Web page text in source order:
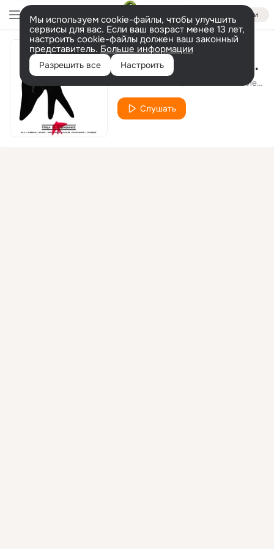
Войти
Мы используем cookie-файлы, чтобы улучшить
сервисы для вас. Если ваш возраст менее 13 лет,
настроить cookie-файлы должен ваш законный
представитель. Больше информации
Разрешить все Настроить Птица на подоконнике
Анатолий Могилевский
Слушать